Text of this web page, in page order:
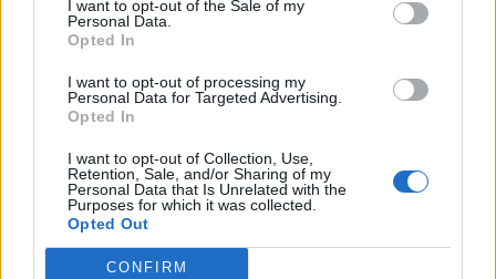
I want to opt-out of the Sale of my
Personal Data.
Opted In
I want to opt-out of processing my
Personal Data for Targeted Advertising.
Opted In
I want to opt-out of Collection, Use,
Retention, Sale, and/or Sharing of my
Personal Data that Is Unrelated with the
Purposes for which it was collected.
Opted Out
CONFIRM
ΑΠΟΨΕΙΣ